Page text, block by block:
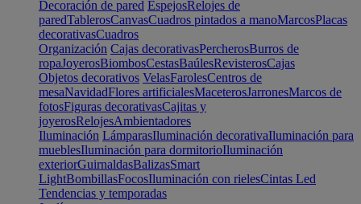
Decoración de pared EspejosRelojes de
paredTablerosCanvasCuadros pintados a manoMarcosPlacas
decorativasCuadros
Organización Cajas decorativasPercherosBurros de
ropaJoyerosBiombosCestasBaúlesRevisterosCajas
Objetos decorativos VelasFarolesCentros de
mesaNavidadFlores artificialesMaceterosJarronesMarcos de
fotosFiguras decorativasCajitas y
joyerosRelojesAmbientadores
Iluminación LámparasIluminación decorativaIluminación para
mueblesIluminación para dormitorioIluminación
exteriorGuirnaldasBalizasSmart
LightBombillasFocosIluminación con rielesCintas Led
Tendencias y temporadas